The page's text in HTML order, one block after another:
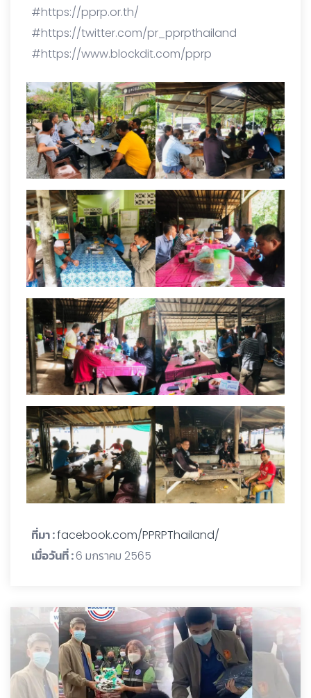
#https://pprp.or.th/
#https://twitter.com/pr_pprpthailand
#https://www.blockdit.com/pprp
ที่มา :facebook.com/PPRPThailand/
เมื่อวันที่ :6 มกราคม 2565